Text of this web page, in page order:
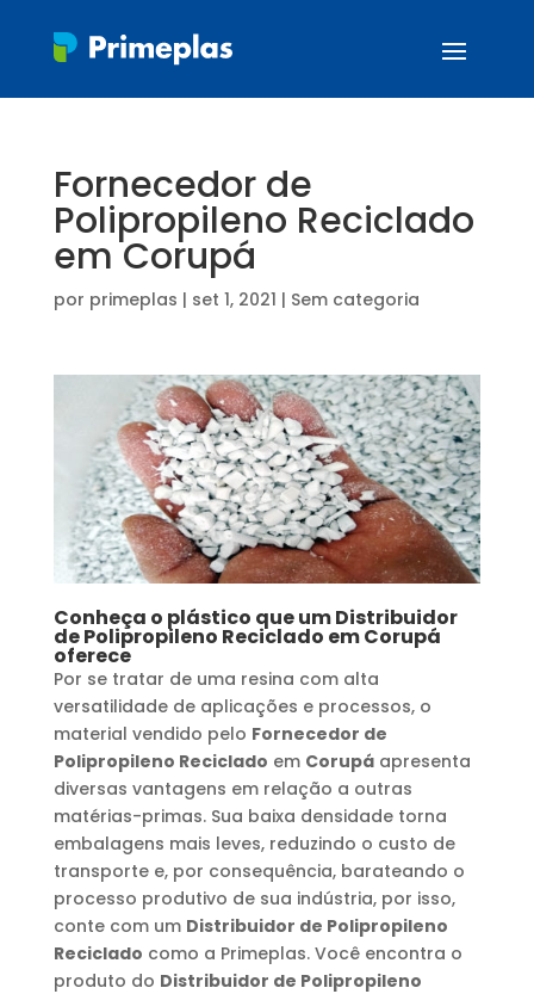
Fornecedor de
Polipropileno Reciclado
em Corupá
por primeplas | set 1, 2021 | Sem categoria
Conheça o plástico que umDistribuidor
de Polipropileno Reciclado emCorupá
oferece
Por se tratar de uma resina com alta
versatilidade de aplicações e processos, o
material vendido pelo Fornecedor de
Polipropileno Reciclado em Corupáapresenta
diversas vantagens em relação a outras
matérias-primas. Sua baixa densidade torna
embalagens mais leves, reduzindo o custo de
transporte e, por consequência, barateando o
processo produtivo de sua indústria, por isso,
conte com um Distribuidor de Polipropileno
Reciclado como a Primeplas. Você encontra o
produto do Distribuidor de Polipropileno